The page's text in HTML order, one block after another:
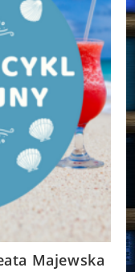
Majewska